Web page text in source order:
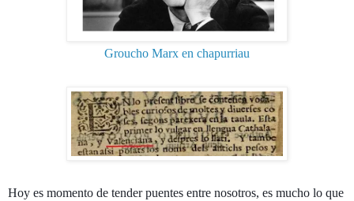
Groucho Marx en chapurriau
Hoy es momento de tender puentes entre nosotros, es mucho lo que